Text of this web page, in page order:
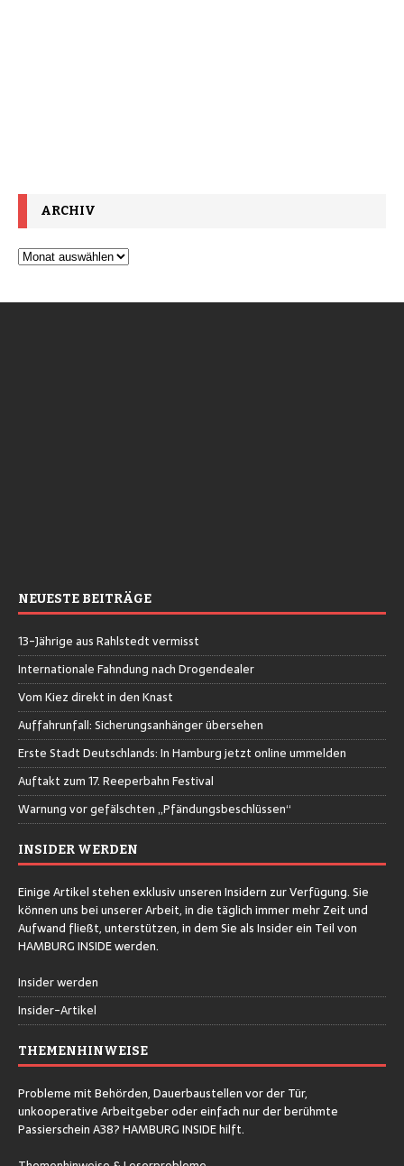
ARCHIV
NEUESTE BEITRÄGE
13-Jährige aus Rahlstedt vermisst
Internationale Fahndung nach Drogendealer
Vom Kiez direkt in den Knast
Auffahrunfall: Sicherungsanhänger übersehen
Erste Stadt Deutschlands: In Hamburg jetzt online ummelden
Auftakt zum 17. Reeperbahn Festival
Warnung vor gefälschten „Pfändungsbeschlüssen“
INSIDER WERDEN
Einige Artikel stehen exklusiv unseren Insidern zur Verfügung. Sie
können uns bei unserer Arbeit, in die täglich immer mehr Zeit und
Aufwand fließt, unterstützen, in dem Sie als Insider ein Teil von
HAMBURG INSIDE werden.
Insider werden
Insider-Artikel
THEMENHINWEISE
Probleme mit Behörden, Dauerbaustellen vor der Tür,
unkooperative Arbeitgeber oder einfach nur der berühmte
Passierschein A38? HAMBURG INSIDE hilft.